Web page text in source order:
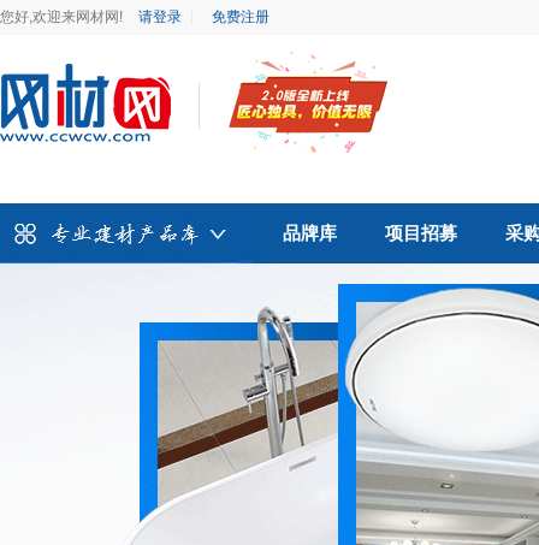
您好,欢迎来网材网! 请登录 免费注册
品牌库 项目招募 采